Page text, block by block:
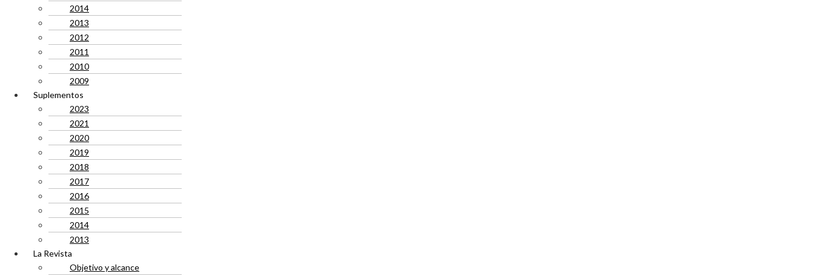
2014
2013
2012
2011
2010
2009
Suplementos
2023
2021
2020
2019
2018
2017
2016
2015
2014
2013
La Revista
Objetivo y alcance